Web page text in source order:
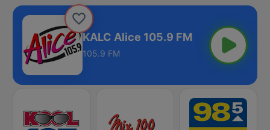
KALC Alice 105.9 FM
105.9 FM